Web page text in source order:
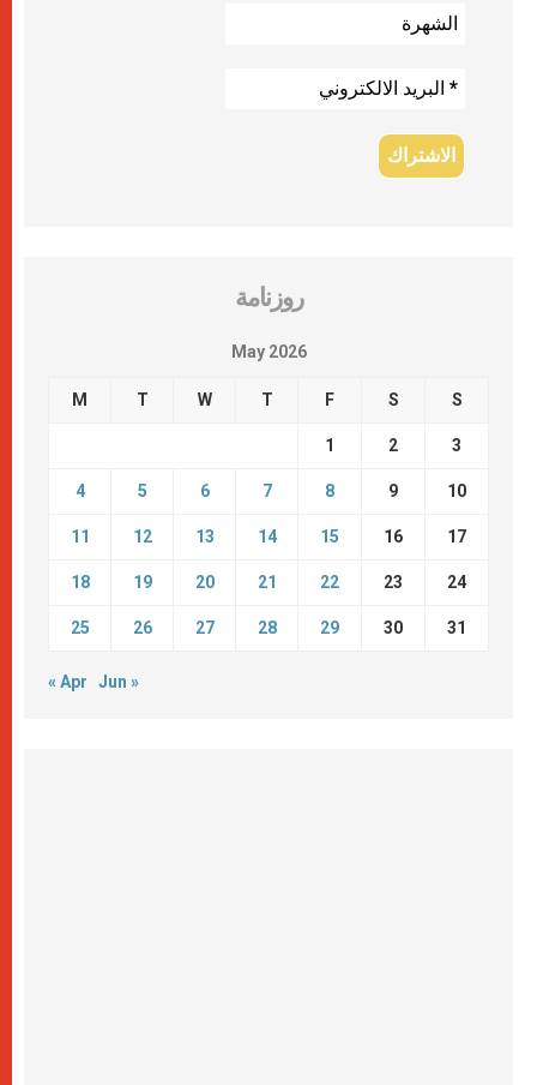
روزنامة
May 2026
M T W T F S S
1 2 3
4 5 6 7 8 9 10
11 12 13 14 15 16 17
18 19 20 21 22 23 24
25 26 27 28 29 30 31
« Apr Jun »